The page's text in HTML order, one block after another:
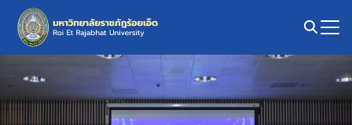
Skip
content
Search
for: